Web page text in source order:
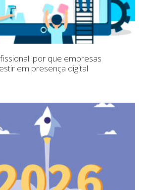
por que empresas
em presença digital